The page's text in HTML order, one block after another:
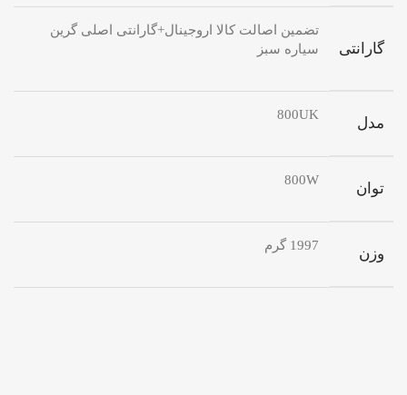
گارانتی
تضمین اصالت کالا اروجینال+گارانتی اصلی گرین
سیاره سبز
مدل 800UK
توان 800W
وزن 1997 گرم